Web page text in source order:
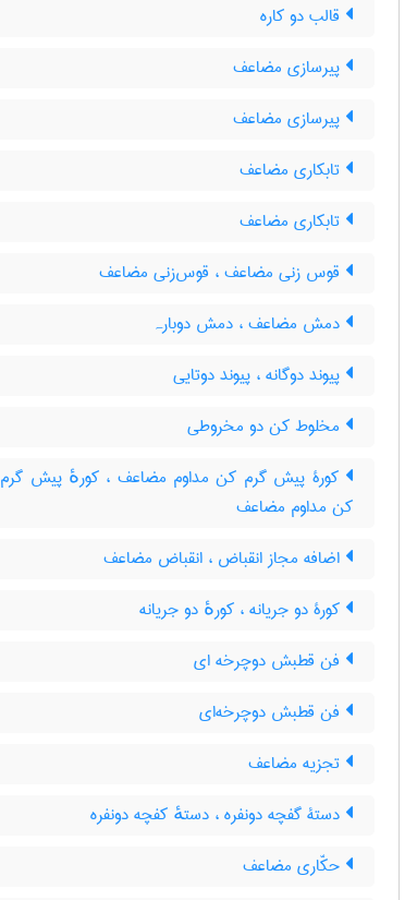
قالب دو کاره
پیرسازی مضاعف
پیرسازی مضاعف
تابکاری مضاعف
تابکاری مضاعف
قوس زنی مضاعف ، قوس‌زنی مضاعف
دمش مضاعف ، دمش دوبارہ
پیوند دوگانه ، پیوند دوتایی
مخلوط کن دو مخروطی
کورۀ پیش گرم کن مداوم مضاعف ، کورهٔ پیش گرم
کن مداوم مضاعف
اضافه مجاز انقباض ، انقباض مضاعف
کورۀ دو جریانه ، کورهٔ دو جریانه
فن قطبش دوچرخه ای
فن قطبش دوچرخه‌ای
تجزیه مضاعف
دستۀ گفچه دونفره ، دستهٔ کفچه دونفره
حکّاری مضاعف